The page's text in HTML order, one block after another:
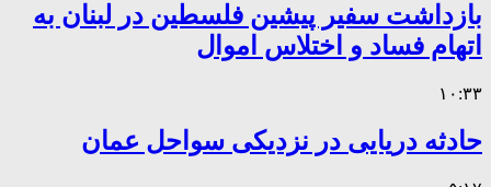
بازداشت سفیر پیشین فلسطین در لبنان به
اتهام فساد و اختلاس اموال
۱۰:۳۳
حادثه دریایی در نزدیکی سواحل عمان